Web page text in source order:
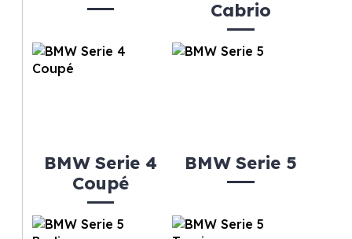
Cabrio
BMW Serie 4
Coupé
BMW Serie 5